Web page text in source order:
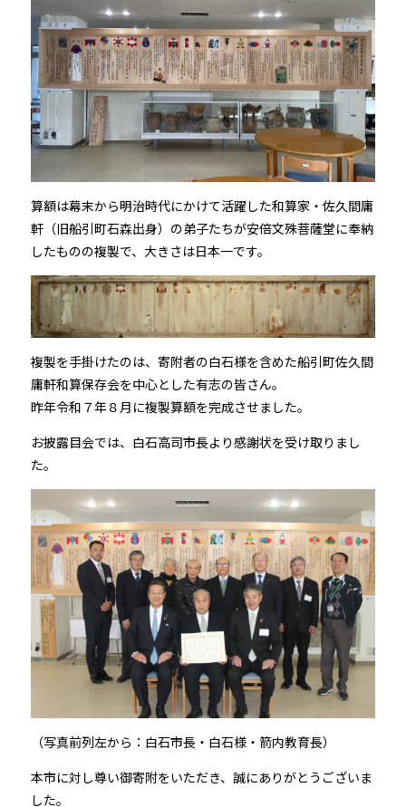
算額は幕末から明治時代にかけて活躍した和算家・佐久間庸
軒（旧船引町石森出身）の弟子たちが安倍文殊菩薩堂に奉納
したものの複製で、大きさは日本一です。
複製を手掛けたのは、寄附者の白石様を含めた船引町佐久間
庸軒和算保存会を中心とした有志の皆さん。
昨年令和７年８月に複製算額を完成させました。
お披露目会では、白石高司市長より感謝状を受け取りまし
た。
（写真前列左から：白石市長・白石様・箭内教育長）
本市に対し尊い御寄附をいただき、誠にありがとうございま
した。